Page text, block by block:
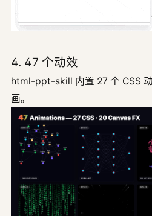
4. 47 个动效
html-ppt-skill 内置 27 个 CSS
画。